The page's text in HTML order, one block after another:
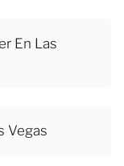
En Las
Vegas